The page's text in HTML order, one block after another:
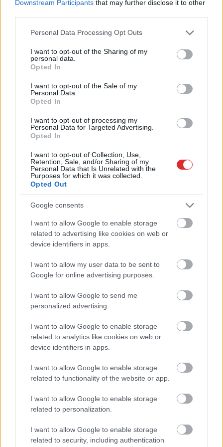
Downstream Participants that may further disclose it to other
Please note that this website/app uses one or more Google
not limited to your visit or usage behaviour. You may click to
grant or deny consent to Google and its third-party tags to
use your data for below specified purposes in below Google
consent section.
Personal Data Processing Opt Outs
I want to opt-out of the Sharing of my
personal data.
Opted In
I want to opt-out of the Sale of my
Personal Data.
Opted In
I want to opt-out of processing my
Personal Data for Targeted Advertising.
Opted In
I want to opt-out of Collection, Use,
Retention, Sale, and/or Sharing of my
Personal Data that Is Unrelated with the
Purposes for which it was collected.
Opted Out
Google consents
I want to allow Google to enable storage
related to advertising like cookies on web or
device identifiers in apps.
I want to allow my user data to be sent to
Google for online advertising purposes.
I want to allow Google to send me
personalized advertising.
I want to allow Google to enable storage
related to analytics like cookies on web or
device identifiers in apps.
I want to allow Google to enable storage
related to functionality of the website or app.
I want to allow Google to enable storage
related to personalization.
I want to allow Google to enable storage
related to security, including authentication
spēs iegūt 80% šajā lauku gudrību testā
“Spāņiaiz šausmām mēmi!” Dombravas
to domā spāņi?
izturējusi milzīgu dronu vilni – analītiķi
izdara secinājumus
Lasīt citas ziņas
Horoskopi 7. augustam.
Šodien vislabāk par tevi
runās paveiktais, tāpēc nav
nepieciešams visu sīki
skaidrot
Atcelt Ziņot